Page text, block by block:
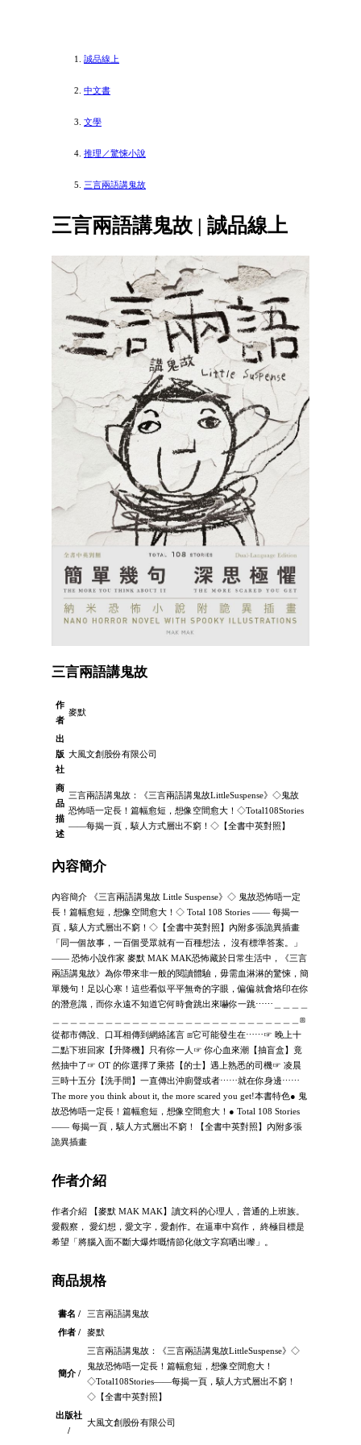
誠品線上
中文書
文學
推理／驚悚小說
三言兩語講鬼故
三言兩語講鬼故 | 誠品線上
三言兩語講鬼故
作
者
麥默
出
版
社
大風文創股份有限公司
商
品
描
述
三言兩語講鬼故：《三言兩語講鬼故LittleSuspense》◇鬼故
恐怖唔一定長！篇幅愈短，想像空間愈大！◇Total108Stories
——每揭一頁，駭人方式層出不窮！◇【全書中英對照】
內容簡介
內容簡介 《三言兩語講鬼故 Little Suspense》◇ 鬼故恐怖唔一定
長！篇幅愈短，想像空間愈大！◇ Total 108 Stories —— 每揭一
頁，駭人方式層出不窮！◇【全書中英對照】內附多張詭異插畫
「同一個故事，一百個受眾就有一百種想法， 沒有標準答案。」
—— 恐怖小說作家 麥默 MAK MAK恐怖藏於日常生活中，《三言
兩語講鬼故》為你帶來非一般的閱讀體驗，毋需血淋淋的驚悚，簡
單幾句！足以心寒！這些看似平平無奇的字眼，偏偏就會烙印在你
的潛意識，而你永遠不知道它何時會跳出來嚇你一跳⋯⋯＿＿＿＿
＿＿＿＿＿＿＿＿＿＿＿＿＿＿＿＿＿＿＿＿＿＿＿＿＿＿＿＿⧆
從都市傳說、口耳相傳到網絡謠言 ⧆它可能發生在⋯⋯☞ 晚上十
二點下班回家【升降機】只有你一人☞ 你心血來潮【抽盲盒】竟
然抽中了☞ OT 的你選擇了乘搭【的士】遇上熟悉的司機☞ 凌晨
三時十五分【洗手間】一直傳出沖廁聲或者⋯⋯就在你身邊⋯⋯
The more you think about it, the more scared you get!本書特色● 鬼
故恐怖唔一定長！篇幅愈短，想像空間愈大！● Total 108 Stories
—— 每揭一頁，駭人方式層出不窮！【全書中英對照】內附多張
詭異插畫
作者介紹
作者介紹 【麥默 MAK MAK】讀文科的心理人，普通的上班族。
愛觀察， 愛幻想，愛文字，愛創作。在逼車中寫作， 終極目標是
希望「將腦入面不斷大爆炸嘅情節化做文字寫哂出嚟」。
商品規格
書名 /
三言兩語講鬼故
作者 /
麥默
簡介 /
三言兩語講鬼故：《三言兩語講鬼故LittleSuspense》◇
鬼故恐怖唔一定長！篇幅愈短，想像空間愈大！
◇Total108Stories——每揭一頁，駭人方式層出不窮！
◇【全書中英對照】
出版社
/
大風文創股份有限公司